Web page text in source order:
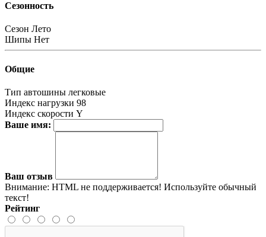
Сезонность
Сезон Лето
Шипы Нет
Общие
Тип автошины легковые
Индекс нагрузки 98
Индекс скорости Y
Ваше имя:
Ваш отзыв
Внимание: HTML не поддерживается! Используйте обычный
текст!
Рейтинг